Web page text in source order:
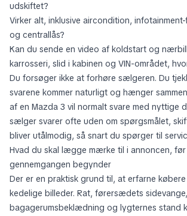
udskiftet?
Virker alt, inklusive aircondition,
og centrallås?
Kan du sende en video af koldstart og
karrosseri, slid i kabinen og VIN-området,
Du forsøger ikke at forhøre sælgeren. Du
svarene kommer naturligt og hænger
af en Mazda 3 vil normalt svare med nyttige
sælger svarer ofte uden om spørgsmålet,
bliver utålmodig, så snart du spørger til
Hvad du skal lægge mærke til i annoncen, før
gennemgangen begynder
Der er en praktisk grund til, at erfarne
kedelige billeder. Rat, førersædets
bagagerumsbeklædning og lygternes stand